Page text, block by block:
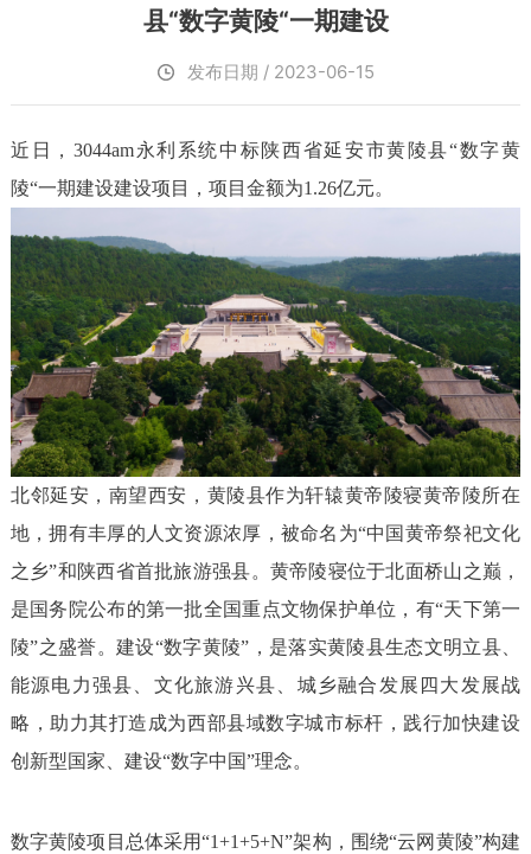
县“数字黄陵“一期建设
发布日期 / 2023-06-15
近日，3044am永利系统中标陕西省延安市黄陵县“数字黄
陵“一期建设建设项目，项目金额为1.26亿元。
北邻延安，南望西安，黄陵县作为轩辕黄帝陵寝黄帝陵所在
地，拥有丰厚的人文资源浓厚，被命名为“中国黄帝祭祀文化
之乡”和陕西省首批旅游强县。黄帝陵寝位于北面桥山之巅，
是国务院公布的第一批全国重点文物保护单位，有“天下第一
陵”之盛誉。建设“数字黄陵”，是落实黄陵县生态文明立县、
能源电力强县、文化旅游兴县、城乡融合发展四大发展战
略，助力其打造成为西部县域数字城市标杆，践行加快建设
创新型国家、建设“数字中国”理念。
数字黄陵项目总体采用“1+1+5+N”架构，围绕“云网黄陵”构建